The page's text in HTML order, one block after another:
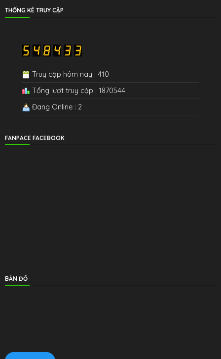
THỐNG KÊ TRUY CẬP
Truy cập hôm nay : 410
Tổng lượt truy cập : 1870544
Đang Online : 2
FANPACE FACEBOOK
BẢN ĐỒ